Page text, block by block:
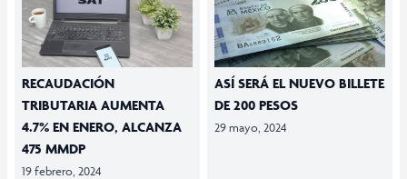
RECAUDACIÓN
TRIBUTARIA AUMENTA
4.7% EN ENERO, ALCANZA
475 MMDP
19 febrero, 2024
ASÍ SERÁ EL NUEVO BILLETE
DE 200 PESOS
29 mayo, 2024